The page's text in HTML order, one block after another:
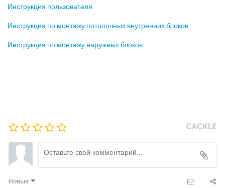
Инструкция пользователя
Инструкция по монтажу потолочных внутренних блоков
Инструкция по монтажу наружных блоков
Новые